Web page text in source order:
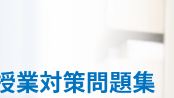
業対策問題集